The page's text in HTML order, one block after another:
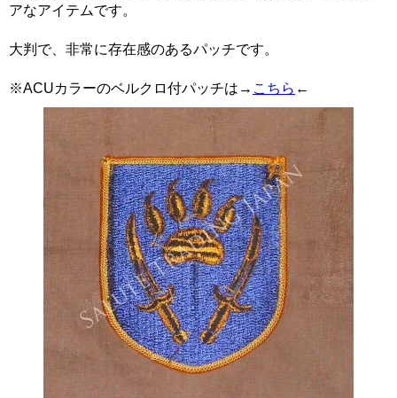
アなアイテムです。
大判で、非常に存在感のあるパッチです。
※ACUカラーのベルクロ付パッチは→ こちら ←